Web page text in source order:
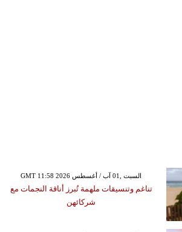
GMT 11:58 2026 السبت ,01 آب / أغسطس
تناغم وتنسيقات ملهمة تُبرز أناقة النجمات مع
شركائهن